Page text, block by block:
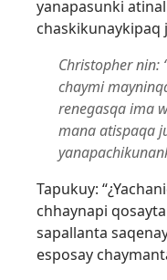
yanapasunki
chaskikunaykipaq
Christopher nin:
chaymi
renegasqa ima
mana atispaqa
Tapukuy:
chhaynapi
sapallanta
esposay